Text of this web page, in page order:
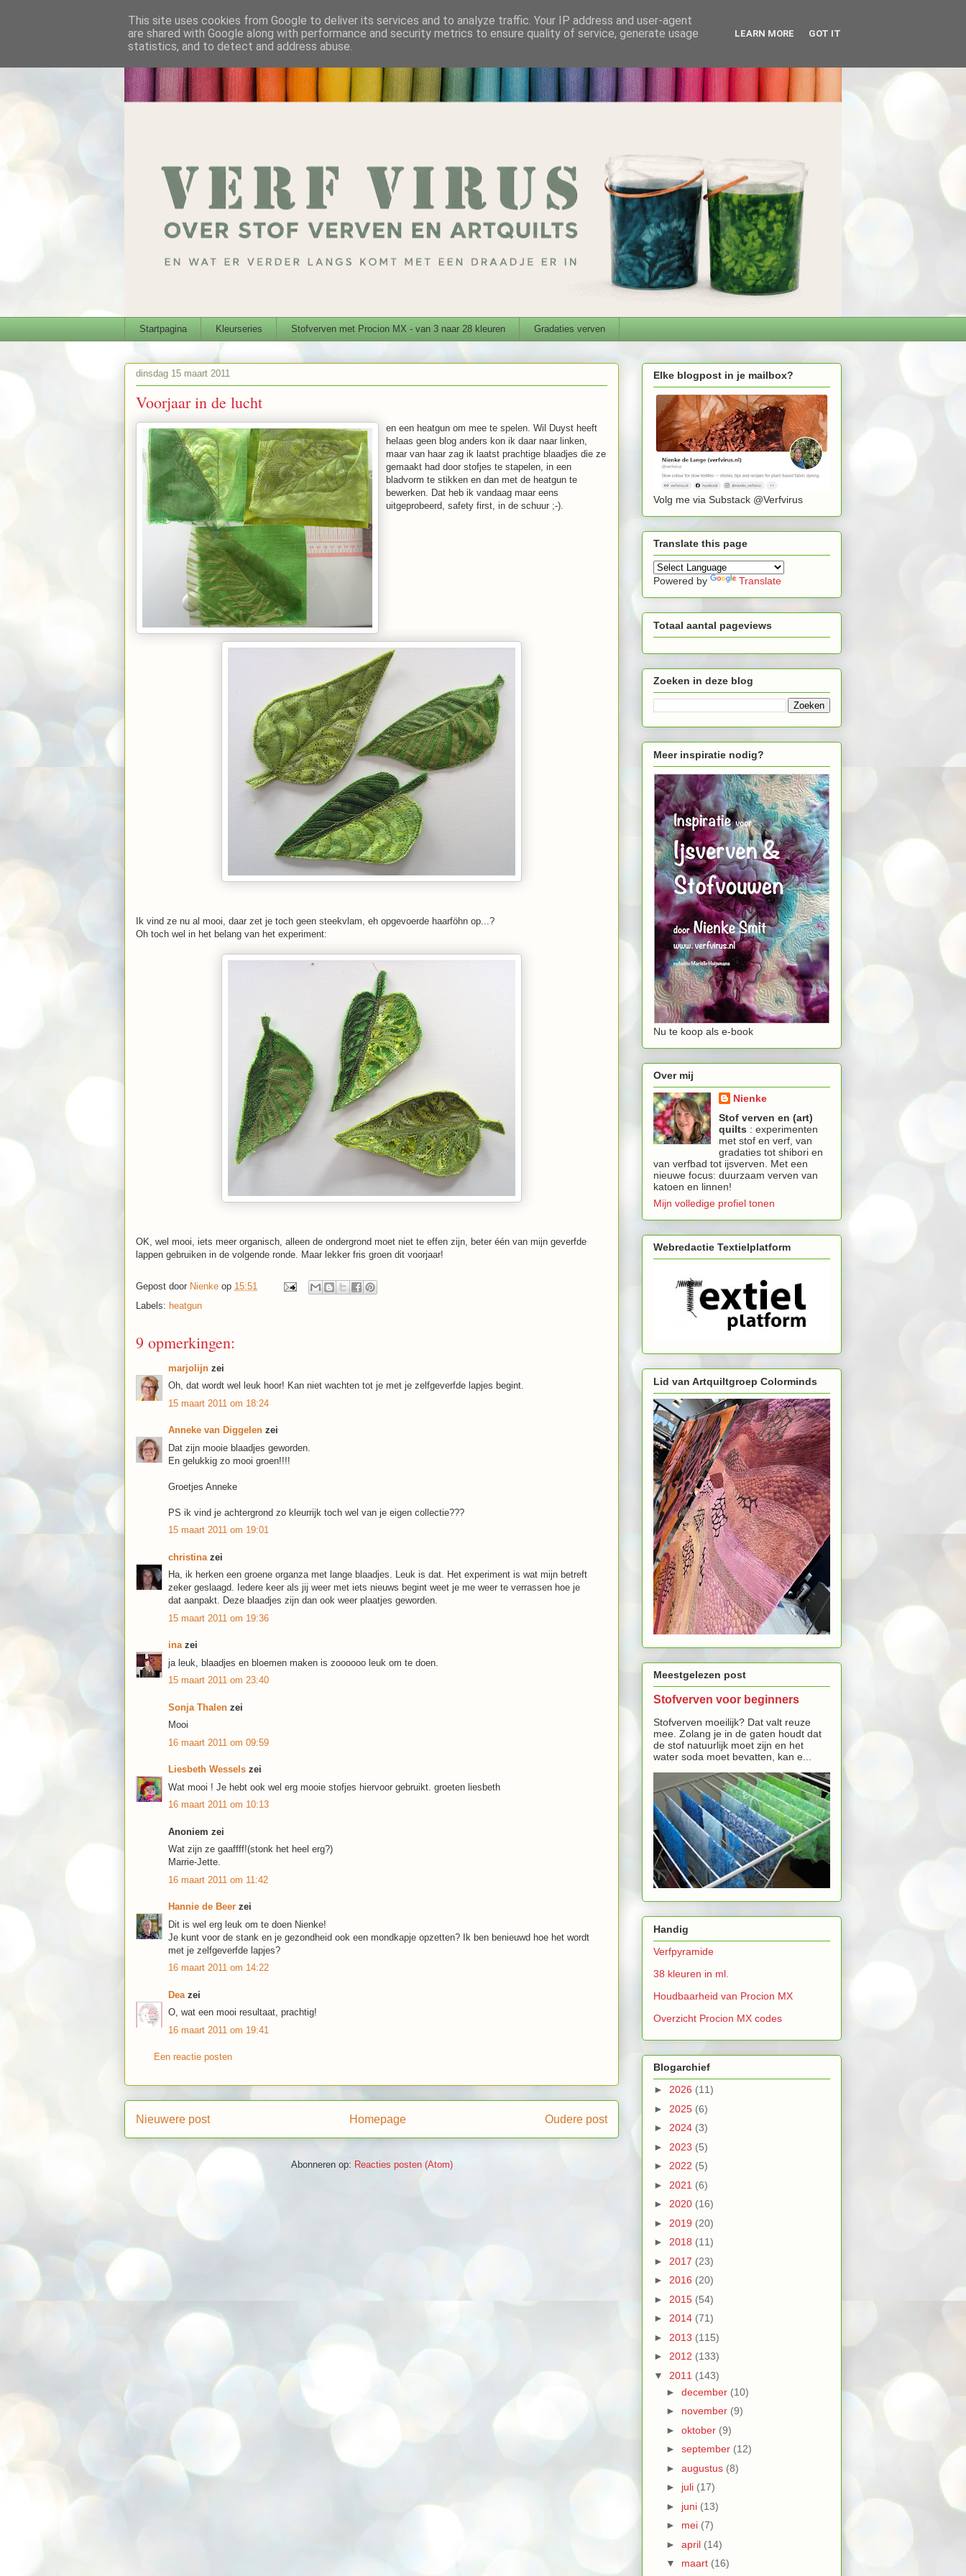
Startpagina Kleurseries Stofverven met Procion MX - van 3 naar 28 kleuren Gradaties verven
dinsdag 15 maart 2011
Voorjaar in de lucht
en een heatgun om mee te spelen. Wil Duyst heeft
helaas geen blog anders kon ik daar naar linken,
maar van haar zag ik laatst prachtige blaadjes die ze
gemaakt had door stofjes te stapelen, in een
bladvorm te stikken en dan met de heatgun te
bewerken. Dat heb ik vandaag maar eens
uitgeprobeerd, safety first, in de schuur ;-).
Ik vind ze nu al mooi, daar zet je toch geen steekvlam, eh opgevoerde haarföhn op...?
Oh toch wel in het belang van het experiment:
OK, wel mooi, iets meer organisch, alleen de ondergrond moet niet te effen zijn, beter één van mijn geverfde
lappen gebruiken in de volgende ronde. Maar lekker fris groen dit voorjaar!
Gepost door Nienke op 15:51
Labels: heatgun
9 opmerkingen:
marjolijn zei
Oh, dat wordt wel leuk hoor! Kan niet wachten tot je met je zelfgeverfde lapjes begint.
15 maart 2011 om 18:24
Anneke van Diggelen zei
Dat zijn mooie blaadjes geworden.
En gelukkig zo mooi groen!!!!
Groetjes Anneke
PS ik vind je achtergrond zo kleurrijk toch wel van je eigen collectie???
15 maart 2011 om 19:01
christina zei
Ha, ik herken een groene organza met lange blaadjes. Leuk is dat. Het experiment is wat mijn betreft
zeker geslaagd. Iedere keer als jij weer met iets nieuws begint weet je me weer te verrassen hoe je
dat aanpakt. Deze blaadjes zijn dan ook weer plaatjes geworden.
15 maart 2011 om 19:36
inazei
ja leuk, blaadjes en bloemen maken is zoooooo leuk om te doen.
15 maart 2011 om 23:40
Sonja Thalen zei
Mooi
16 maart 2011 om 09:59
Liesbeth Wessels zei
Wat mooi ! Je hebt ook wel erg mooie stofjes hiervoor gebruikt. groeten liesbeth
16 maart 2011 om 10:13
Anoniem zei
Wat zijn ze gaaffff!(stonk het heel erg?)
Marrie-Jette.
16 maart 2011 om 11:42
Hannie de Beer zei
Dit is wel erg leuk om te doen Nienke!
Je kunt voor de stank en je gezondheid ook een mondkapje opzetten? Ik ben benieuwd hoe het wordt
met je zelfgeverfde lapjes?
16 maart 2011 om 14:22
Dea zei
O, wat een mooi resultaat, prachtig!
16 maart 2011 om 19:41
Een reactie posten
Nieuwere post Oudere post
Homepage
Abonneren op: Reacties posten (Atom)
Elke blogpost in je mailbox?
Volg me via Substack @Verfvirus
Translate this page
Powered by Translate
Totaal aantal pageviews
Zoeken in deze blog
Meer inspiratie nodig?
Nu te koop als e-book
Over mij
Nienke
Stof verven en (art)
quilts : experimenten
met stof en verf, van
gradaties tot shibori en
van verfbad tot ijsverven. Met een
nieuwe focus: duurzaam verven van
katoen en linnen!
Mijn volledige profiel tonen
Webredactie Textielplatform
Lid van Artquiltgroep Colorminds
Meestgelezen post
Stofverven voor beginners
Stofverven moeilijk? Dat valt reuze
mee. Zolang je in de gaten houdt dat
de stof natuurlijk moet zijn en het
water soda moet bevatten, kan e...
Handig
Verfpyramide
38 kleuren in ml.
Houdbaarheid van Procion MX
Overzicht Procion MX codes
Blogarchief
► 2026 (11)
► 2025 (6)
► 2024 (3)
► 2023 (5)
► 2022 (5)
► 2021 (6)
► 2020 (16)
► 2019 (20)
► 2018 (11)
► 2017 (23)
► 2016 (20)
► 2015 (54)
► 2014 (71)
► 2013 (115)
► 2012 (133)
▼ 2011 (143)
► december (10)
► november (9)
► oktober (9)
► september (12)
► augustus (8)
► juli (17)
► juni (13)
► mei (7)
► april (14)
▼ maart (16)
This site uses cookies from Google to deliver its services and to analyze traffic. Your IP address and user-agent
are shared with Google along with performance and security metrics to ensure quality of service, generate usage
statistics, and to detect and address abuse.
LEARN MORE GOT IT